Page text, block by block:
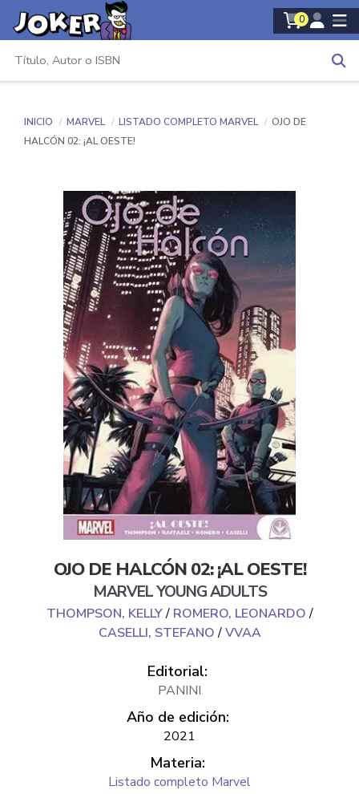
0
INICIO MARVEL LISTADO COMPLETO MARVEL
OJO DE
HALCÓN 02: ¡AL OESTE!
OJO DE HALCÓN 02: ¡AL OESTE!
MARVEL YOUNG ADULTS
THOMPSON, KELLY/ ROMERO, LEONARDO/
CASELLI, STEFANO/VVAA
Editorial:
PANINI
Año de edición:
2021
Materia:
Listado completo Marvel